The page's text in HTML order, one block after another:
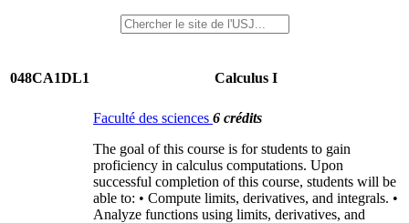
048CA1DL1 Calculus I
Faculté des sciences 6 crédits
The goal of this course is for students to gain
proficiency in calculus computations. Upon
successful completion of this course, students will be
able to: • Compute limits, derivatives, and integrals. •
Analyze functions using limits, derivatives, and